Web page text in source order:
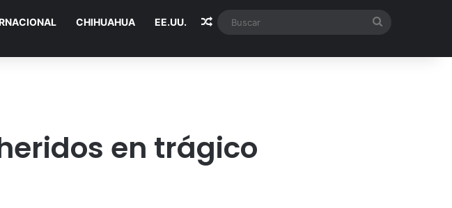
CHIHUAHUA EE.UU. Random Article
en trágico